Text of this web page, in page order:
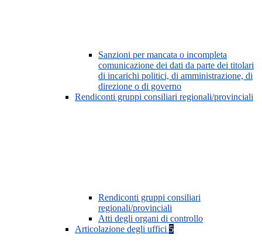
Sanzioni per mancata o incompleta
comunicazione dei dati da parte dei titolari
di incarichi politici, di amministrazione, di
direzione o di governo
Rendiconti gruppi consiliari regionali/provinciali
Rendiconti gruppi consiliari
regionali/provinciali
Atti degli organi di controllo
Articolazione degli uffici 5